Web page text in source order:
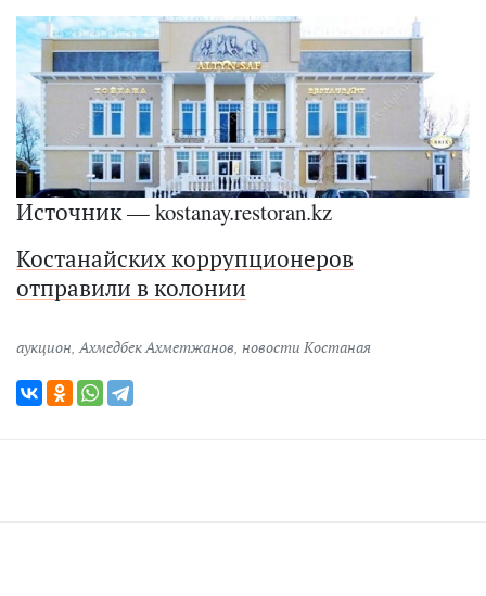
Источник — kostanay.restoran.kz
Костанайских коррупционеров
отправили в колонии
аукцион,Ахмедбек Ахметжанов, новости Костаная